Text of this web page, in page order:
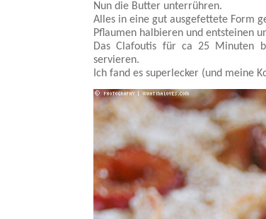
Nun die Butter unterrühren.
Alles in eine gut ausgefettete Form
Pflaumen halbieren und entsteinen
Das Clafoutis für ca 25 Minuten
servieren.
Ich fand es superlecker (und meine